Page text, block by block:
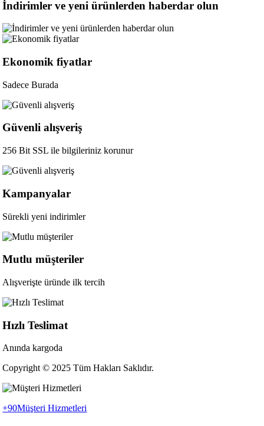
İndirimler ve yeni ürünlerden haberdar olun
Ekonomik fiyatlar
Sadece Burada
Güvenli alışveriş
256 Bit SSL ile bilgileriniz korunur
Kampanyalar
Sürekli yeni indirimler
Mutlu müşteriler
Alışverişte üründe ilk tercih
Hızlı Teslimat
Anında kargoda
Copyright © 2025 Tüm Hakları Saklıdır.
+90Müşteri Hizmetleri